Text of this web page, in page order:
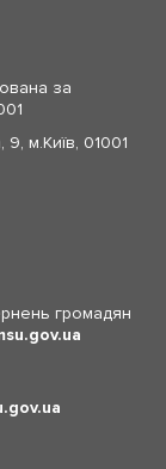
за
м.Київ, 01001
громадян